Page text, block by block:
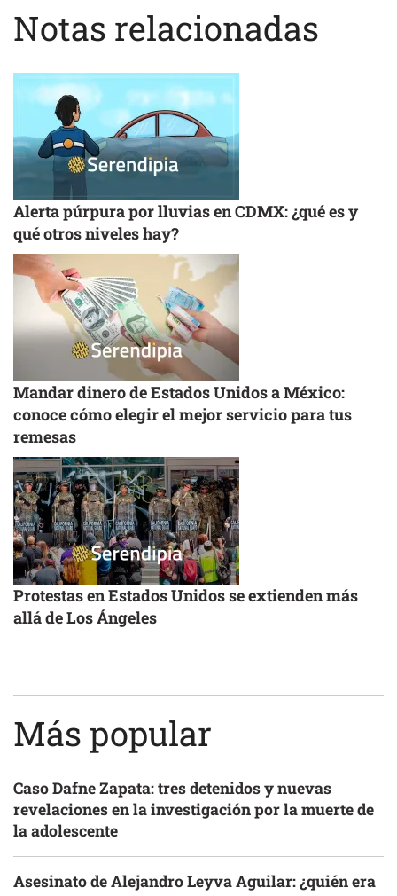
Notas relacionadas
Alerta púrpura por lluvias en CDMX: ¿qué es y
qué otros niveles hay?
Mandar dinero de Estados Unidos a México:
conoce cómo elegir el mejor servicio para tus
remesas
Protestas en Estados Unidos se extienden más
allá de Los Ángeles
Más popular
Caso Dafne Zapata: tres detenidos y nuevas
revelaciones en la investigación por la muerte de
la adolescente
Asesinato de Alejandro Leyva Aguilar: ¿quién era